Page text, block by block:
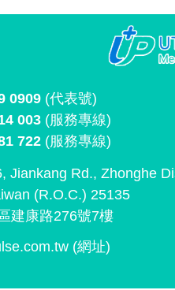
0909 (代表號)
003(服務專線)
722(服務專線)
Jiankang Rd., Zhonghe
(R.O.C.) 25135
建康路276號7樓
(網址)